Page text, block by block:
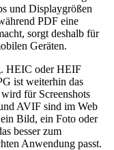
und Displaygrößen
PDF eine
sorgt deshalb für
Geräten.
HEIC oder HEIF
ist weiterhin das
für Screenshots
AVIF sind im Web
Bild, ein Foto oder
besser zum
Anwendung passt.